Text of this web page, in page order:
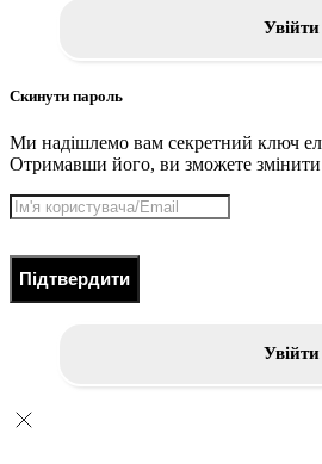
Увійти
Скинути пароль
Ми надішлемо вам секретний ключ
Отримавши його, ви зможете змінити
Підтвердити
Увійти